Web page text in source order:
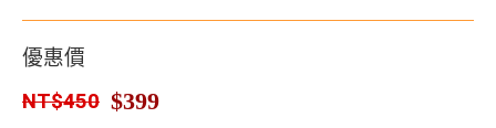
優惠價
NT$450 $399